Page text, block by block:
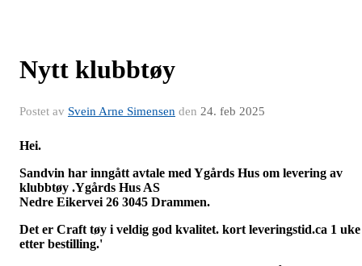
Nytt klubbtøy
Postet av Svein Arne Simensen den 24. feb 2025
Hei.
Sandvin har inngått avtale med Ygårds Hus om levering av
klubbtøy .Ygårds Hus AS
Nedre Eikervei 26 3045 Drammen.
Det er Craft tøy i veldig god kvalitet. kort leveringstid.ca 1 uke
etter bestilling.'